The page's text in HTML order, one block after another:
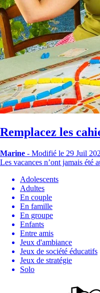
Remplacez les
Marine - Modifié le 29 Juil
Les vacances n’ont jamais été
Adolescents
Adultes
En couple
En famille
En groupe
Enfants
Entre amis
Jeux d'ambiance
Jeux de société éducatifs
Jeux de stratégie
Solo